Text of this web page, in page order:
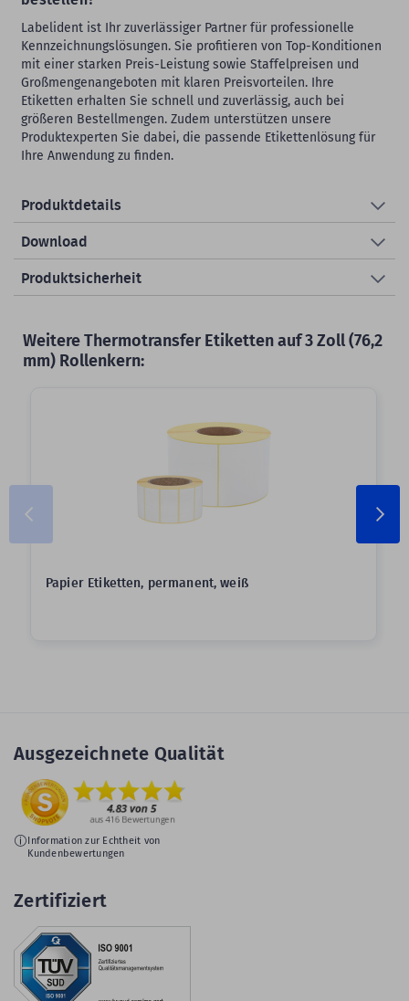
Labelident ist Ihr zuverlässiger Partner für professionelle
Kennzeichnungslösungen. Sie profitieren von Top-Konditionen
mit einer starken Preis-Leistung sowie Staffelpreisen und
Großmengenangeboten mit klaren Preisvorteilen. Ihre
Etiketten erhalten Sie schnell und zuverlässig, auch bei
größeren Bestellmengen. Zudem unterstützen unsere
Produktexperten Sie dabei, die passende Etikettenlösung für
Ihre Anwendung zu finden.
Produktdetails
Download
Produktsicherheit
Weitere Thermotransfer Etiketten auf 3 Zoll (76,2
mm) Rollenkern:
Papier Etiketten, permanent, weiß
Ausgezeichnete Qualität
Information zur Echtheit von
Kundenbewertungen
Zertifiziert